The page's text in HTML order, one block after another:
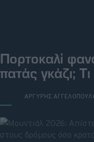
Πορτοκαλί
πατάς γκάζι;
ΑΡΓΥΡΗΣ
Gaming
Συνεντεύξεις